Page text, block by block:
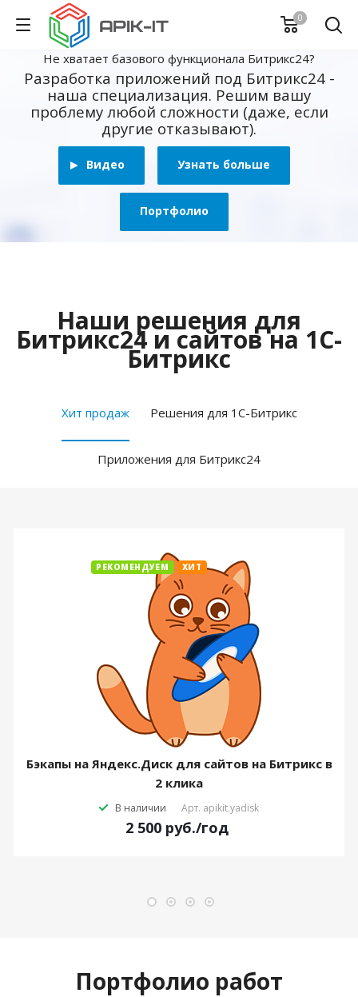
0
Не хватает базового функционала Битрикс24?
Разработка приложений под Битрикс24 -
наша специализация. Решим вашу
проблему любой сложности (даже, если
другие отказывают).
Видео Узнать больше
Портфолио
Наши решения для
Битрикс24 и сайтов на 1С-
Битрикс
Хит продаж Решения для 1С-Битрикс
Приложения для Битрикс24
РЕКОМЕНДУЕМ ХИТ
Бэкапы на Яндекс.Диск для сайтов на Битрикс в
2 клика
В наличии Арт. apikit.yadisk
2 500 руб./год
Портфолио работ